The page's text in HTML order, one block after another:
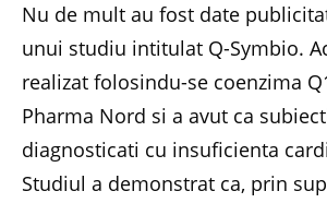
Nu de mult au fost date
unui studiu intitulat Q-Symbio.
realizat folosindu-se coenzima
Pharma Nord si a avut ca
diagnosticati cu insuficienta
Studiul a demonstrat ca, prin